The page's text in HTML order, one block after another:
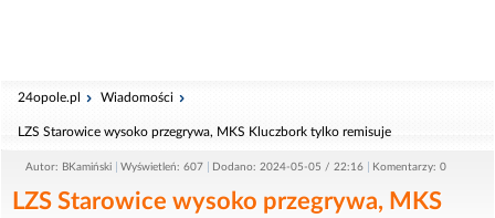
24opole.pl Wiadomości
LZS Starowice wysoko przegrywa, MKS Kluczbork tylko remisuje
Autor: BKamiński Wyświetleń: 607 Dodano: 2024-05-05 / 22:16 Komentarzy: 0
LZS Starowice wysoko przegrywa, MKS